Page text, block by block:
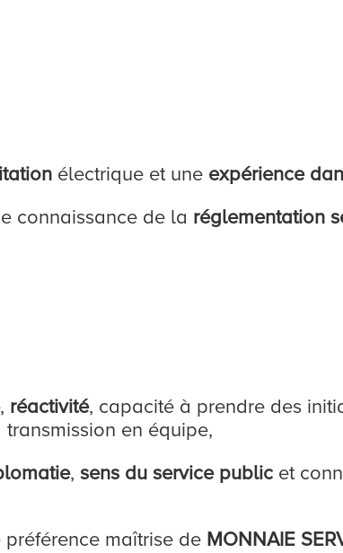
électrique et une expérience
connaissance de la réglementation
, réactivité, capacité à prendre des
en équipe,
,sens du service public et
préférence maîtrise de MONNAIE